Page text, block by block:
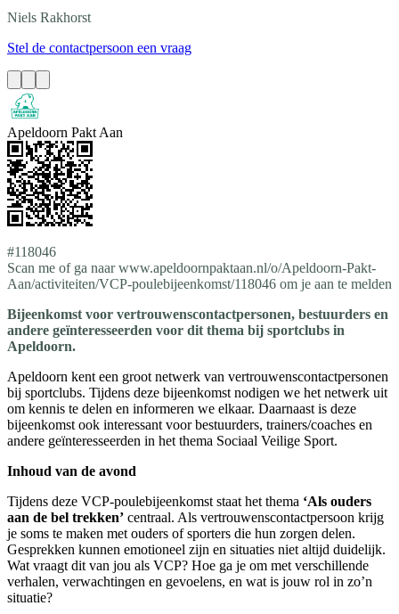
Niels Rakhorst
Stel de contactpersoon een vraag
Apeldoorn Pakt Aan
#118046
Scan me of ga naar www.apeldoornpaktaan.nl/o/Apeldoorn-Pakt-
Aan/activiteiten/VCP-poulebijeenkomst/118046 om je aan te melden
Bijeenkomst voor vertrouwenscontactpersonen, bestuurders en
andere geïnteresseerden voor dit thema bij sportclubs in
Apeldoorn.
Apeldoorn kent een groot netwerk van vertrouwenscontactpersonen
bij sportclubs. Tijdens deze bijeenkomst nodigen we het netwerk uit
om kennis te delen en informeren we elkaar. Daarnaast is deze
bijeenkomst ook interessant voor bestuurders, trainers/coaches en
andere geïnteresseerden in het thema Sociaal Veilige Sport.
Inhoud van de avond
Tijdens deze VCP-poulebijeenkomst staat het thema ‘Als ouders
aan de bel trekken’ centraal. Als vertrouwenscontactpersoon krijg
je soms te maken met ouders of sporters die hun zorgen delen.
Gesprekken kunnen emotioneel zijn en situaties niet altijd duidelijk.
Wat vraagt dit van jou als VCP? Hoe ga je om met verschillende
verhalen, verwachtingen en gevoelens, en wat is jouw rol in zo’n
situatie?